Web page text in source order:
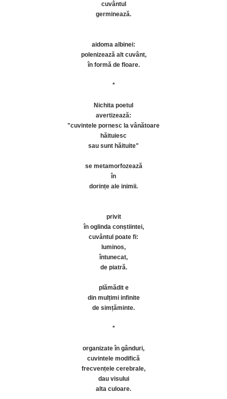
cuvântul
germinează.
aidoma albinei:
polenizează alt cuvânt,
în formă de floare.
*
Nichita poetul
avertizează:
"cuvintele pornesc la vânătoare
hăituiesc
sau sunt hăituite"
se metamorfozează
în
dorințe ale inimii.
privit
în oglinda conștiintei,
cuvântul poate fi:
luminos,
întunecat,
de piatră.
plămădit e
din mulțimi infinite
de simțăminte.
*
organizate în gânduri,
cuvintele modifică
frecvențele cerebrale,
dau visului
alta culoare.